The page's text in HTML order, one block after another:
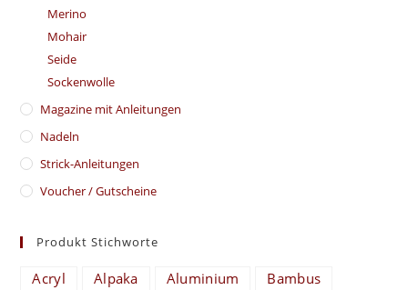
Merino
Mohair
Seide
Sockenwolle
Magazine mit Anleitungen
Nadeln
Strick-Anleitungen
Voucher / Gutscheine
Produkt Stichworte
Acryl Alpaka Aluminium
Bambus